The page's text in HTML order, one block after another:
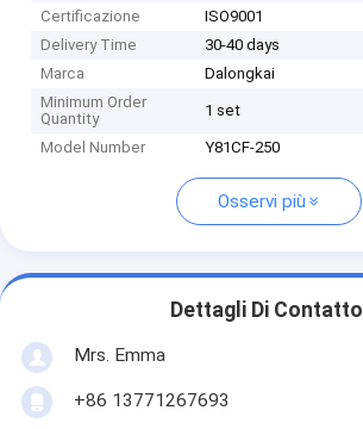
Certificazione
ISO9001
Delivery Time
30-40 days
Marca
Dalongkai
Minimum Order
Quantity
1 set
Model Number Y81CF-250
Osservi più
Dettagli Di Contatto
Mrs. Emma
+86 13771267693